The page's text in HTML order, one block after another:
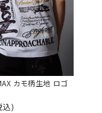
カモ柄生地 ロゴ
込)